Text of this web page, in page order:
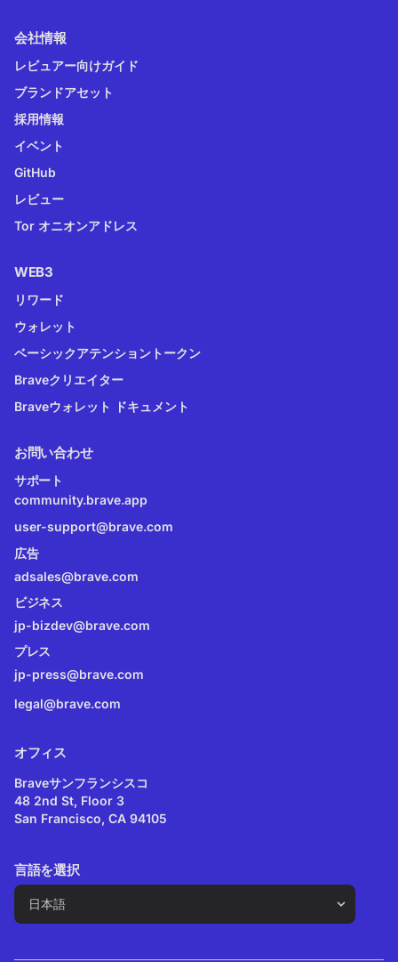
会社情報
レビュアー向けガイド
ブランドアセット
採用情報
イベント
GitHub
レビュー
Tor オニオンアドレス
WEB3
リワード
ウォレット
ベーシックアテンショントークン
Braveクリエイター
Braveウォレット ドキュメント
お問い合わせ
サポート
community.brave.app
user-support@brave.com
広告
adsales@brave.com
ビジネス
jp-bizdev@brave.com
プレス
jp-press@brave.com
legal@brave.com
オフィス
Braveサンフランシスコ
48 2nd St, Floor 3
San Francisco, CA 94105
言語を選択